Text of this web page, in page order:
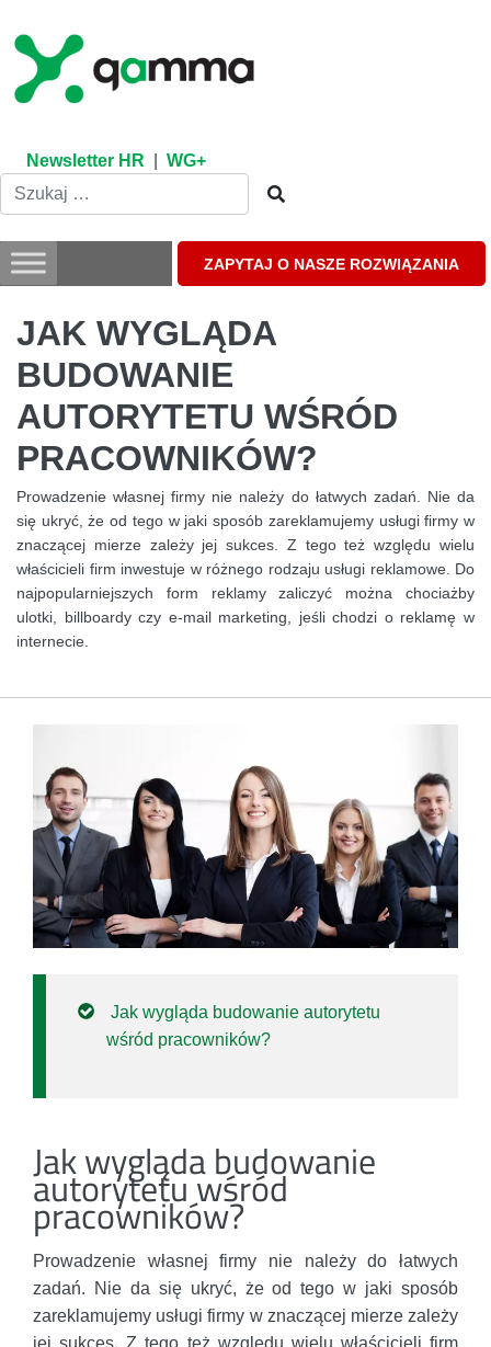
content
Newsletter HR WG+
ZAPYTAJ O NASZE ROZWIĄZANIA
JAK WYGLĄDA
BUDOWANIE
AUTORYTETU WŚRÓD
PRACOWNIKÓW?
Prowadzenie własnej firmy nie należy do łatwych zadań. Nie da
się ukryć, że od tego w jaki sposób zareklamujemy usługi firmy w
znaczącej mierze zależy jej sukces. Z tego też względu wielu
właścicieli firm inwestuje w różnego rodzaju usługi reklamowe. Do
najpopularniejszych form reklamy zaliczyć można chociażby
ulotki, billboardy czy e-mail marketing, jeśli chodzi o reklamę w
internecie.
Jak wygląda budowanie autorytetu
wśród pracowników?
Jak wygląda budowanie
autorytetu wśród
pracowników?
Prowadzenie własnej firmy nie należy do łatwych
zadań. Nie da się ukryć, że od tego w jaki sposób
zareklamujemy usługi firmy w znaczącej mierze zależy